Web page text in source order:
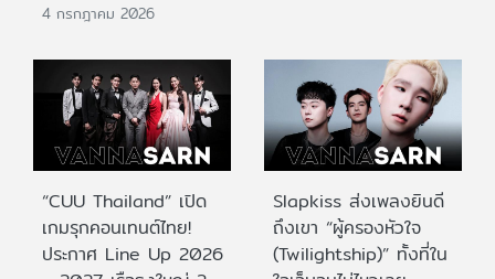
4 กรกฎาคม 2026
“CUU Thailand” เปิด
เกมรุกคอนเทนต์ไทย!
ประกาศ Line Up 2026
Slapkiss ส่งเพลงยินดี
ถึงเขา “ผู้ครองหัวใจ
(Twilightship)” ทั้งที่ใน